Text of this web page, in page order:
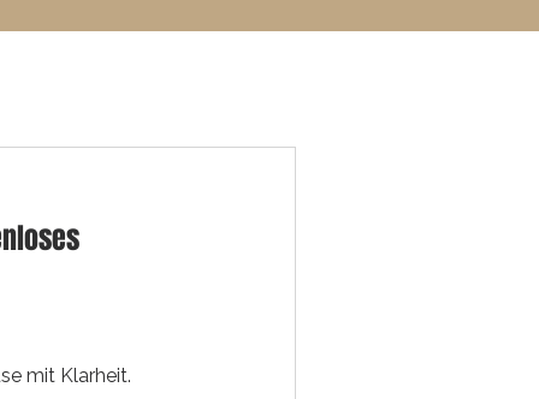
mit Klarheit.